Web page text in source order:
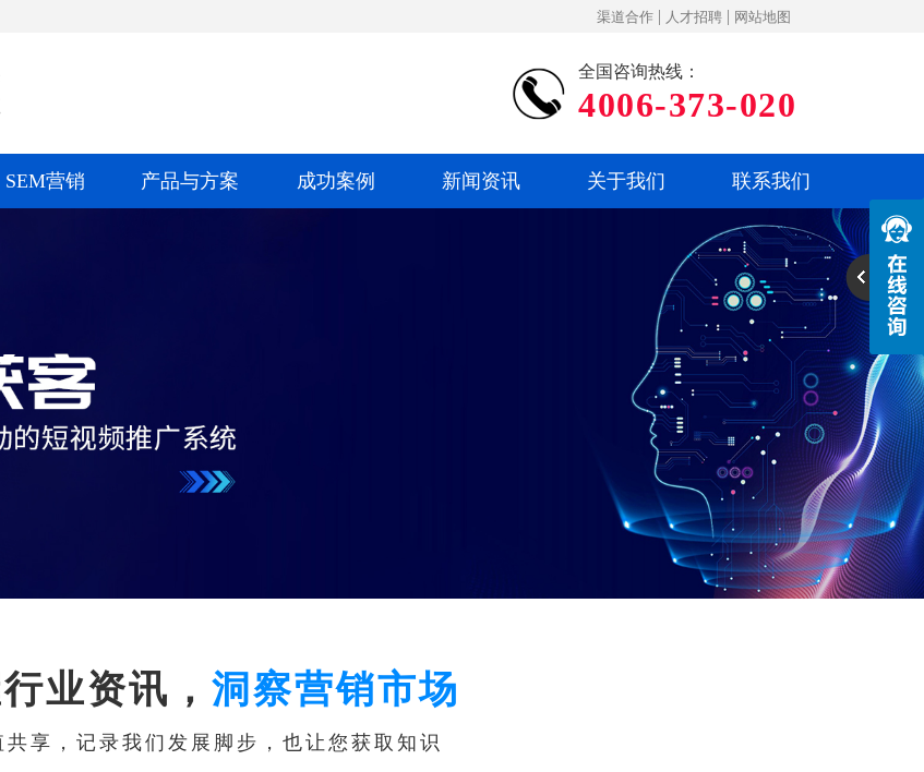
渠道合作 | 人才招聘 | 网站地图
全国咨询热线：
4006-373-020
SEM营销 产品与方案 成功案例 新闻资讯 关于我们 联系我们
业资讯， 洞察营销市场
共享，记录我们发展脚步，也让您获取知识